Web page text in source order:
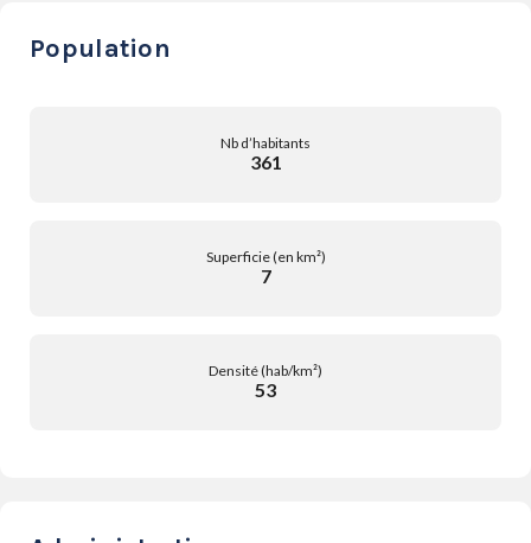
Population
Nb d’habitants
361
Superficie (en km²)
7
Densité (hab/km²)
53